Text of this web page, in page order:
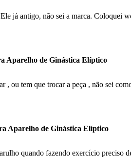
já antigo, não sei a marca. Coloquei
Aparelho de Ginástica Elíptico
, ou tem que trocar a peça , não sei
Aparelho de Ginástica Elíptico
quando fazendo exercício preciso